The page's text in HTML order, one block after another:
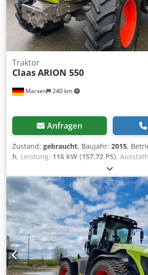
Marxen 240 km
Traktor
ClaasARION 550
Anfragen
Zustand: gebraucht, Baujahr: 2015,
h, Leistung: 116 kW (157,72 PS),